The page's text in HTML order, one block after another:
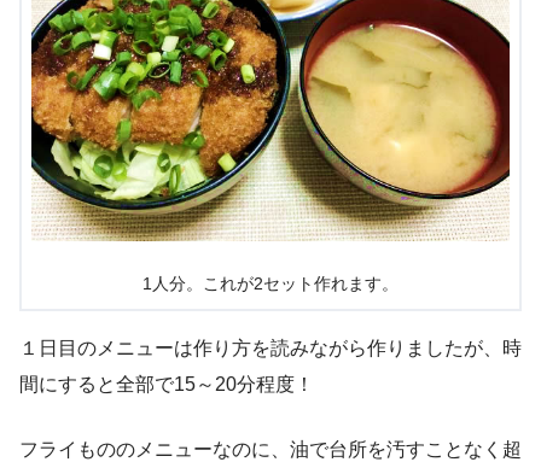
1人分。これが2セット作れます。
１日目のメニューは作り方を読みながら作りましたが、時
間にすると全部で15～20分程度！
フライもののメニューなのに、油で台所を汚すことなく超